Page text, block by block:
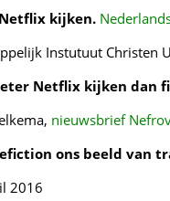
kijken.
Instutuut Christen
Netflix kijken dan
nieuwsbrief
ons beeld van
2016